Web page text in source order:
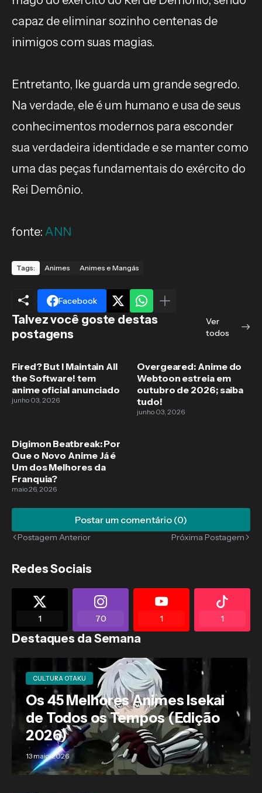
capaz de eliminar sozinho centenas de
inimigos com suas magias.
Entretanto, Ike guarda um grande segredo.
Na verdade, ele é um humano e usa de seus
conhecimentos modernos para esconder
sua verdadeira identidade e se manter como
uma das peças fundamentais do exército do
Rei Demônio.
fonte: ANN
Tags: Animes Animes e Mangás
Facebook
Talvez você goste destas
postagens
Ver
todos
Fired? But I Maintain All
the Software! tem
anime oficial anunciado
junho 03, 2026
Overgeared: Anime do
Webtoon estreia em
outubro de 2026; saiba
tudo!
junho 03, 2026
Digimon Beatbreak: Por
Que o Novo Anime Já é
Um dos Melhores da
Franquia?
maio 26, 2026
Postar um comentário (0)
Postagem Anterior Próxima Postagem
Redes Sociais
1 70 1 1
Destaques da Semana
CULTURA OTAKU
Os 45 Melhores Animes Isekai
de Todos os Tempos (Edição
2026)
13 maio, 2026